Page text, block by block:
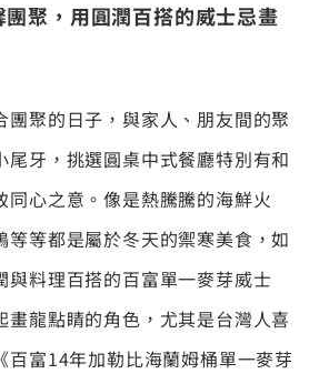
聚，用圓潤百搭的威士忌畫
團聚的日子，與家人、朋友間的聚
尾牙，挑選圓桌中式餐廳特別有和
同心之意。像是熱騰騰的海鮮火
等等都是屬於冬天的禦寒美食，如
與料理百搭的百富單一麥芽威士
畫龍點睛的角色，尤其是台灣人喜
百富14年加勒比海蘭姆桶單一麥芽